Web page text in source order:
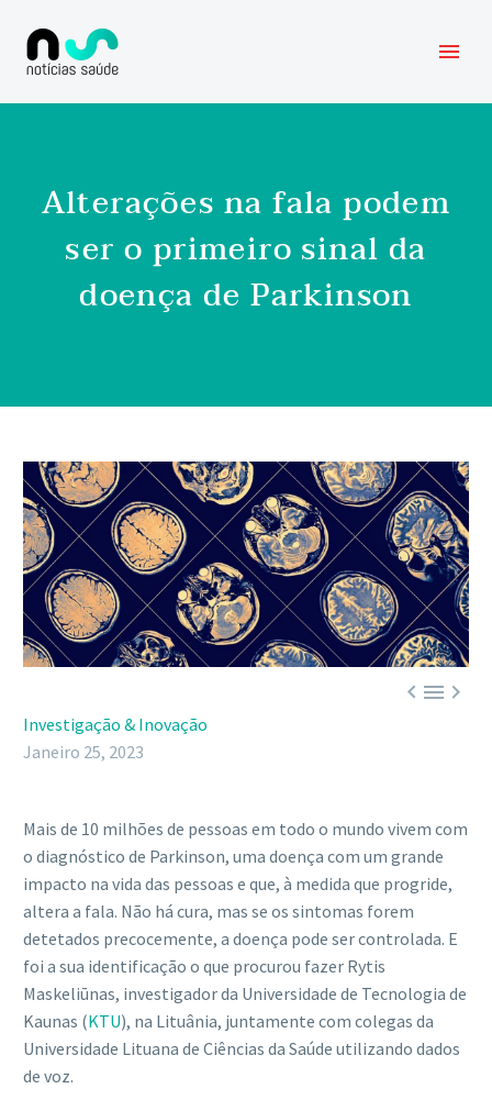
Alterações na fala podem
ser o primeiro sinal da
doença de Parkinson

Investigação & Inovação
Janeiro 25, 2023
Mais de 10 milhões de pessoas em todo o mundo vivem com
o diagnóstico de Parkinson, uma doença com um grande
impacto na vida das pessoas e que, à medida que progride,
altera a fala. Não há cura, mas se os sintomas forem
detetados precocemente, a doença pode ser controlada. E
foi a sua identificação o que procurou fazer Rytis
Maskeliūnas, investigador da Universidade de Tecnologia de
Kaunas (KTU), na Lituânia, juntamente com colegas da
Universidade Lituana de Ciências da Saúde utilizando dados
de voz.